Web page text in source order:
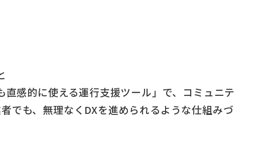
直感的に使える運行支援ツール」で、コミュニテ
でも、無理なくDXを進められるような仕組みづ